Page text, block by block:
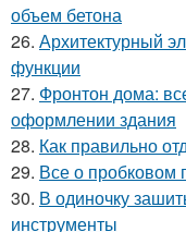
объем бетона
26. Архитектурный
функции
27. Фронтон дома:
оформлении здания
28. Как правильно
29. Все о пробковом
30. В одиночку
инструменты